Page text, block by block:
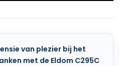
van plezier bij het
met de Eldom C295C